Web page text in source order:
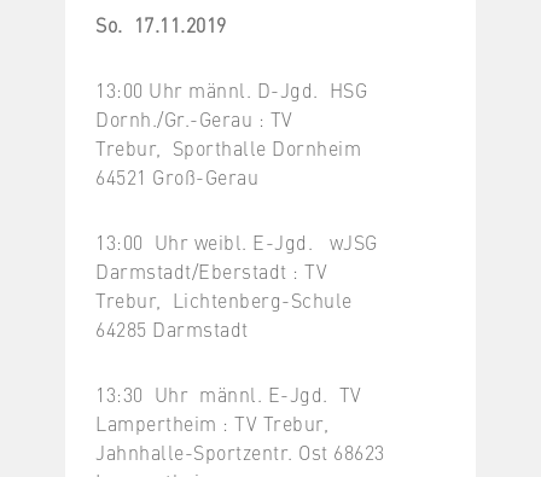
So. 17.11.2019
13:00 Uhr männl. D-Jgd. HSG
Dornh./Gr.-Gerau : TV
Trebur, Sporthalle Dornheim
64521 Groß-Gerau
13:00 Uhr weibl. E-Jgd. wJSG
Darmstadt/Eberstadt : TV
Trebur, Lichtenberg-Schule
64285 Darmstadt
13:30 Uhr männl. E-Jgd. TV
Lampertheim : TV Trebur,
Jahnhalle-Sportzentr. Ost 68623